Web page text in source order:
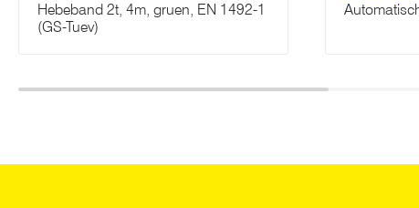
Hebeband 2t, 4m, gruen, EN 1492-1
(GS-Tuev)